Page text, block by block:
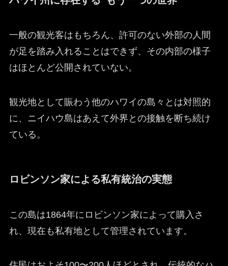
一般の観光客はもちろん、許可のない外部の人間
が足を踏み入れることはできず、その内部の様子
はほとんど公開されていない。
観光地として賑わう他のハワイの島々とは対照的
に、ニイハウ島はあえて外界との接触を断ち続け
ている。
ロビンソン家による私有統治の実態
この島は1864年にロビンソン家によって購入さ
れ、現在も私有地として管理されています。